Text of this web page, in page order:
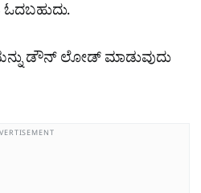
ಓದಬಹುದು.
ಡೌನ್​ ಲೋಡ್ ಮಾಡುವುದು